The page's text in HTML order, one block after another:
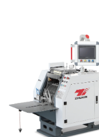
Мэдээ
Холбоо Барих